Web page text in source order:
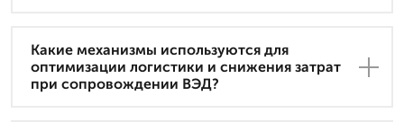
Какие механизмы используются для
оптимизации логистики и снижения затрат
при сопровождении ВЭД?